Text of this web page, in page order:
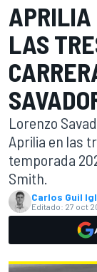
APRILIA
LAS
Lorenzo
Aprilia en las
temporada
Smith.
Carlos Guil
Editado: 27 oct